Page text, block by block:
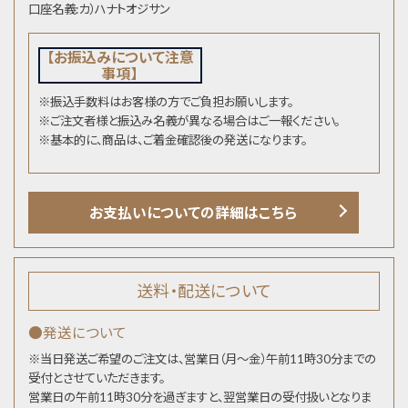
口座名義:カ）ハナトオジサン
【お振込みについて注意
事項】
※振込手数料はお客様の方でご負担お願いします。
※ご注文者様と振込み名義が異なる場合はご一報ください。
※基本的に、商品は、ご着金確認後の発送になります。
お支払いについての詳細はこちら
送料・配送について
●発送について
※当日発送ご希望のご注文は、営業日（月～金）午前11時30分までの
受付とさせていただきます。
営業日の午前11時30分を過ぎますと、翌営業日の受付扱いとなりま